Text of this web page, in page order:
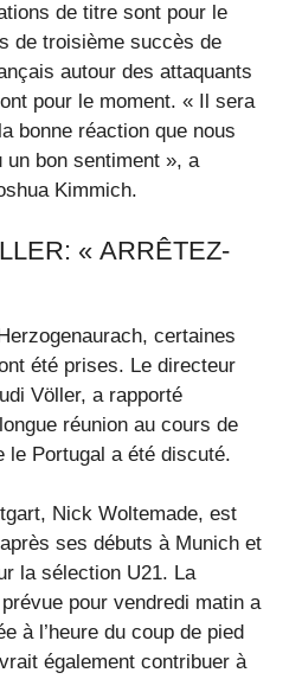
de titre sont pour le
de troisième succès de
autour des attaquants
pour le moment. « Il sera
bonne réaction que nous
un bon sentiment », a
Kimmich.
« ARRÊTEZ-
certaines
été prises. Le directeur
Völler, a rapporté
réunion au cours de
le Portugal a été discuté.
Nick Woltemade, est
ses débuts à Munich et
la sélection U21. La
pour vendredi matin a
à l’heure du coup de pied
également contribuer à